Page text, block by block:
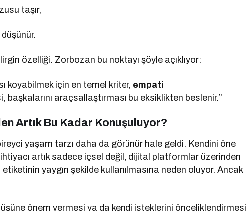
taşır,
düşünür.
özelliği. Zorbozan bu noktayı şöyle açıklıyor:
koyabilmek için en temel kriter, empati
başkalarını araçsallaştırması bu eksiklikten beslenir.”
Artık Bu Kadar Konuşuluyor?
yaşam tarzı daha da görünür hale geldi. Kendini öne
artık sadece içsel değil, dijital platformlar üzerinden
yaygın şekilde kullanılmasına neden oluyor. Ancak
önem vermesi ya da kendi isteklerini önceliklendirmesi